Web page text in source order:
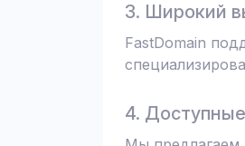
3. Широкий
FastDomain
4.